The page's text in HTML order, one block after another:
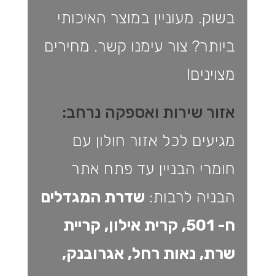
בשוק. מעוניין במוצר האיכותי
ביותר? צור עימנו קשר. מחירים
מצוינים!
אזור שירות ואספקה נרחב:
מגיעים לכל אזור חולון עם
חומרי הבניין עד פתח אתר
הבניה לרבות: שדרת המגדלים
ח- 501, קרית אילון, קריית
שרת, נאות רחל, אגרובנק,